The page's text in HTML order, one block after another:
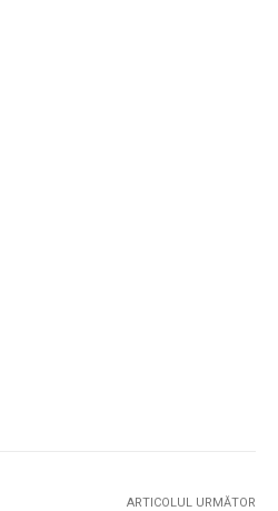
ARTICOLUL URMĂTOR